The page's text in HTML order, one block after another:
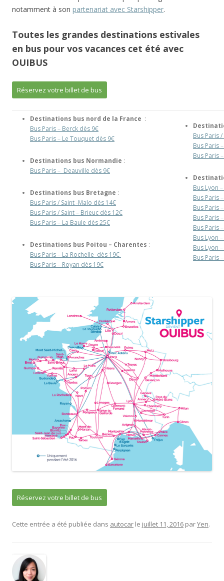
notamment à son partenariat avec Starshipper.
Toutes les grandes destinations estivales
en bus pour vos vacances cet été avec
OUIBUS
Réservez votre billet de bus
Destinations bus nord de la France :
Bus Paris – Berck dès 9€
Bus Paris – Le Touquet dès 9€
Destinations bus Normandie :
Bus Paris – Deauville dès 9€
Destinations bus Bretagne :
Bus Paris / Saint -Malo dès 14€
Bus Paris / Saint – Brieuc dès 12€
Bus Paris – La Baule dès 25€
Destinations bus Poitou – Charentes :
Bus Paris – La Rochelle dès 19€
Bus Paris – Royan dès 19€
Bus Paris
Bus Paris
Bus Paris
Bus Lyon
Bus Paris
Bus Paris
Bus Paris
Bus Paris
Bus Lyon
Bus Lyon
Bus Paris
Réservez votre billet de bus
Cette entrée a été publiée dans autocar le juillet 11, 2016 parYen.